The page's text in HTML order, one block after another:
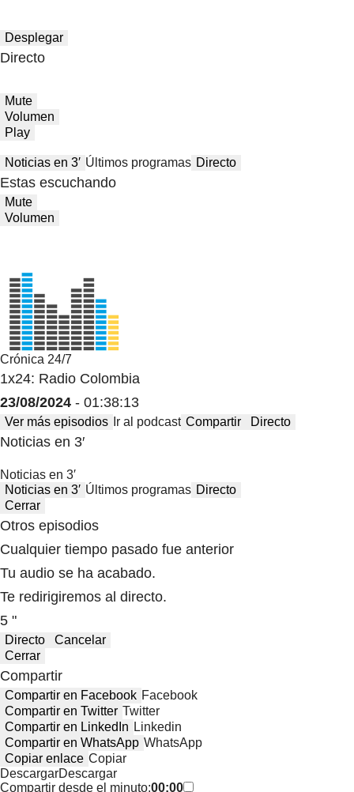
Desplegar
Directo
Mute
Volumen
Play
Noticias en 3′ Últimos programas Directo
Estas escuchando
Mute
Volumen
Crónica 24/7
1x24: Radio Colombia
23/08/2024 - 01:38:13
Ver más episodios Ir al podcast Compartir Directo
Noticias en 3′
Noticias en 3′
Noticias en 3′ Últimos programas Directo
Cerrar
Otros episodios
Cualquier tiempo pasado fue anterior
Tu audio se ha acabado.
Te redirigiremos al directo.
5 "
Directo
Cancelar
Cerrar
Compartir
Compartir en Facebook Facebook
Compartir en Twitter Twitter
Compartir en LinkedIn Linkedin
Compartir en WhatsApp WhatsApp
Copiar enlace Copiar
DescargarDescargar
Compartir desde el minuto:00:00